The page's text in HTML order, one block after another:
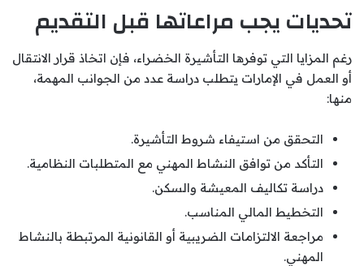
تحديات يجب مراعاتها قبل التقديم
رغم المزايا التي توفرها التأشيرة الخضراء، فإن اتخاذ قرار الانتقال
أو العمل في الإمارات يتطلب دراسة عدد من الجوانب المهمة،
منها:
التحقق من استيفاء شروط التأشيرة.
التأكد من توافق النشاط المهني مع المتطلبات النظامية.
دراسة تكاليف المعيشة والسكن.
التخطيط المالي المناسب.
مراجعة الالتزامات الضريبية أو القانونية المرتبطة بالنشاط
المهني.